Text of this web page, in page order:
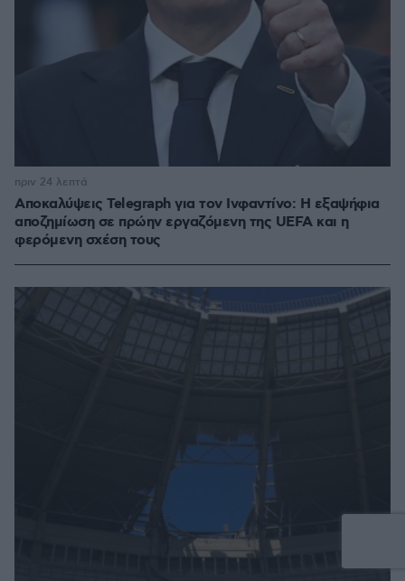
Αποκαλύψεις Telegraph για τον Ινφαντίνο: Η εξαψήφια
αποζημίωση σε πρώην εργαζόμενη της UEFA και η
φερόμενη σχέση τους
πριν 24 λεπτά